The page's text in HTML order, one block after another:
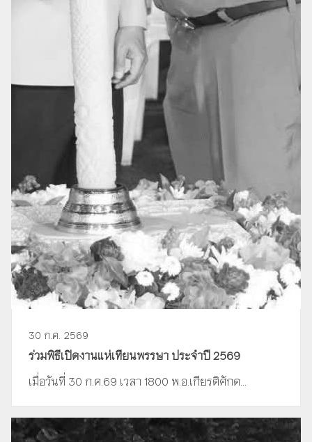
30 ก.ค. 2569
ร่วมพิธีเปิดงานแห่เทียนพรรษา ประจำปี 2569
เมื่อวันที่ 30 ก.ค.69 เวลา 1800 พ.อ.เกียรติศักด...